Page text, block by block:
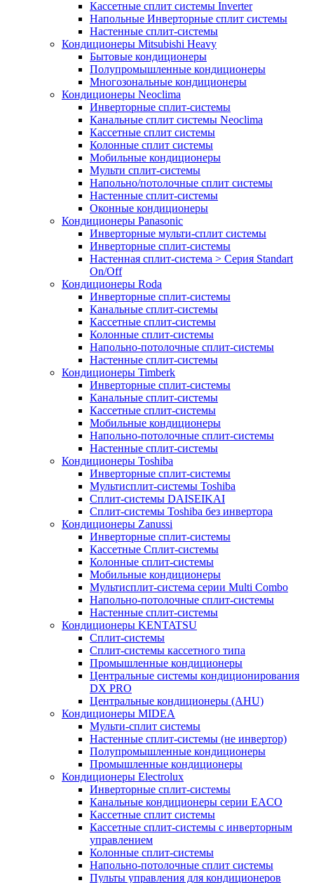
Кассетные сплит системы Inverter
Напольные Инверторные сплит системы
Настенные сплит-системы
Кондиционеры Mitsubishi Heavy
Бытовые кондиционеры
Полупромышленные кондиционеры
Многозональные кондиционеры
Кондиционеры Neoclima
Инверторные сплит-системы
Канальные сплит системы Neoclima
Кассетные сплит системы
Колонные сплит системы
Мобильные кондиционеры
Мульти сплит-системы
Напольно/потолочные сплит системы
Настенные сплит-системы
Оконные кондиционеры
Кондиционеры Panasonic
Инверторные мульти-сплит системы
Инверторные сплит-системы
Настенная сплит-система > Серия Standart
On/Off
Кондиционеры Roda
Инверторные сплит-системы
Канальные сплит-системы
Кассетные сплит-системы
Колонные сплит-системы
Напольно-потолочные сплит-системы
Настенные сплит-системы
Кондиционеры Timberk
Инверторные сплит-системы
Канальные сплит-системы
Кассетные сплит-системы
Мобильные кондиционеры
Напольно-потолочные сплит-системы
Настенные сплит-системы
Кондиционеры Toshiba
Инверторные сплит-системы
Мультисплит-системы Toshiba
Сплит-системы DAISEIKAI
Сплит-системы Toshiba без инвертора
Кондиционеры Zanussi
Инверторные сплит-системы
Кассетные Сплит-системы
Колонные сплит-системы
Мобильные кондиционеры
Мультисплит-система серии Multi Combo
Напольно-потолочные сплит-системы
Настенные сплит-системы
Кондиционеры KENTATSU
Сплит-системы
Сплит-системы кассетного типа
Промышленные кондиционеры
Центральные системы кондиционирования
DX PRO
Центральные кондиционеры (AHU)
Кондиционеры MIDEA
Мульти-сплит системы
Настенные сплит-системы (не инвертор)
Полупромышленные кондиционеры
Промышленные кондиционеры
Кондиционеры Electrolux
Инверторные сплит-системы
Канальные кондиционеры серии EACO
Кассетные сплит системы
Кассетные сплит-системы с инверторным
управлением
Колонные сплит-системы
Напольно-потолочные сплит системы
Пульты управления для кондиционеров